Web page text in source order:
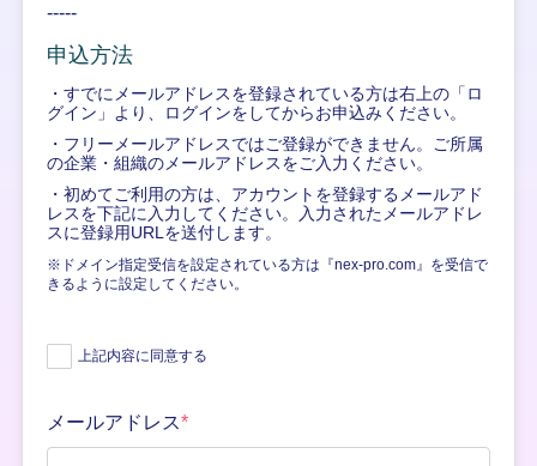
-----
申込方法
・すでにメールアドレスを登録されている方は右上の「ロ
グイン」より、ログインをしてからお申込みください。
・フリーメールアドレスではご登録ができません。ご所属
の企業・組織のメールアドレスをご入力ください。
・初めてご利用の方は、アカウントを登録するメールアド
レスを下記に入力してください。入力されたメールアドレ
スに登録用URLを送付します。
※ドメイン指定受信を設定されている方は『nex-pro.com』を受信で
きるように設定してください。
上記内容に同意する
メールアドレス*